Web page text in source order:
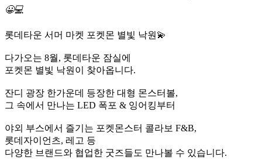
😀💻
롯데타운 서머 마켓 포켓몬 별빛 낙원💫
다가오는 8월, 롯데타운 잠실에
포켓몬 별빛 낙원이 찾아옵니다.
잔디 광장 한가운데 등장한 대형 몬스터볼,
그 속에서 만나는 LED 폭포 & 잉어킹부터
야외 부스에서 즐기는 포켓몬스터 콜라보 F&B,
롯데자이언츠, 레고 등
다양한 브랜드와 협업한 굿즈들도 만나볼 수 있습니다.